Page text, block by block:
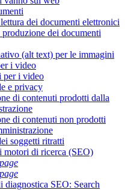
dei documenti elettronici
dei documenti
(alt text) per le immagini
i video
per i video
e privacy
di contenuti prodotti dalla
di contenuti non prodotti
soggetti ritratti
motori di ricerca (SEO)
diagnostica SEO: Search